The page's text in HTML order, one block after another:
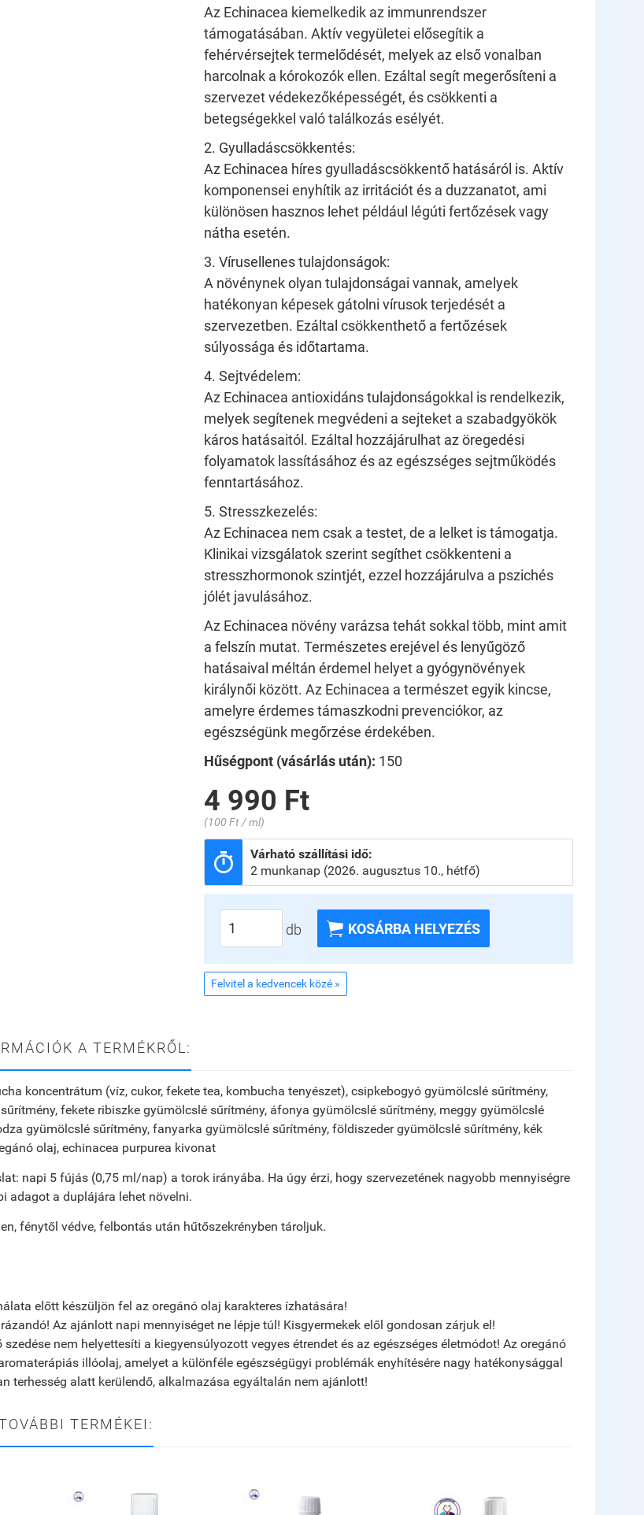
Az Echinacea kiemelkedik az immunrendszer
támogatásában. Aktív vegyületei elősegítik a
fehérvérsejtek termelődését, melyek az első vonalban
harcolnak a kórokozók ellen. Ezáltal segít megerősíteni a
szervezet védekezőképességét, és csökkenti a
betegségekkel való találkozás esélyét.
2. Gyulladáscsökkentés:
Az Echinacea híres gyulladáscsökkentő hatásáról is. Aktív
komponensei enyhítik az irritációt és a duzzanatot, ami
különösen hasznos lehet például légúti fertőzések vagy
nátha esetén.
3. Vírusellenes tulajdonságok:
A növénynek olyan tulajdonságai vannak, amelyek
hatékonyan képesek gátolni vírusok terjedését a
szervezetben. Ezáltal csökkenthető a fertőzések
súlyossága és időtartama.
4. Sejtvédelem:
Az Echinacea antioxidáns tulajdonságokkal is rendelkezik,
melyek segítenek megvédeni a sejteket a szabadgyökök
káros hatásaitól. Ezáltal hozzájárulhat az öregedési
folyamatok lassításához és az egészséges sejtműködés
fenntartásához.
5. Stresszkezelés:
Az Echinacea nem csak a testet, de a lelket is támogatja.
Klinikai vizsgálatok szerint segíthet csökkenteni a
stresszhormonok szintjét, ezzel hozzájárulva a pszichés
jólét javulásához.
Az Echinacea növény varázsa tehát sokkal több, mint amit
a felszín mutat. Természetes erejével és lenyűgöző
hatásaival méltán érdemel helyet a gyógynövények
királynői között. Az Echinacea a természet egyik kincse,
amelyre érdemes támaszkodni prevenciókor, az
egészségünk megőrzése érdekében.
Hűségpont (vásárlás után): 150
4 990 Ft
(100 Ft / ml)

Várható szállítási idő:
2 munkanap (2026. augusztus 10., hétfő)
db  KOSÁRBA HELYEZÉS
Felvitel a kedvencek közé »
A TERMÉKRŐL:
koncentrátum (víz, cukor, fekete tea, kombucha tenyészet), csipkebogyó gyümölcslé sűrítmény,
fekete ribiszke gyümölcslé sűrítmény, áfonya gyümölcslé sűrítmény, meggy gyümölcslé
gyümölcslé sűrítmény, fanyarka gyümölcslé sűrítmény, földiszeder gyümölcslé sűrítmény, kék
olaj, echinacea purpurea kivonat
: napi 5 fújás (0,75 ml/nap) a torok irányába. Ha úgy érzi, hogy szervezetének nagyobb mennyiségre
adagot a duplájára lehet növelni.
fénytől védve, felbontás után hűtőszekrényben tároljuk.
előtt készüljön fel az oregánó olaj karakteres ízhatására!
Az ajánlott napi mennyiséget ne lépje túl! Kisgyermekek elől gondosan zárjuk el!
szedése nem helyettesíti a kiegyensúlyozott vegyes étrendet és az egészséges életmódot! Az oregánó
illóolaj, amelyet a különféle egészségügyi problémák enyhítésére nagy hatékonysággal
terhesség alatt kerülendő, alkalmazása egyáltalán nem ajánlott!
TERMÉKEI: